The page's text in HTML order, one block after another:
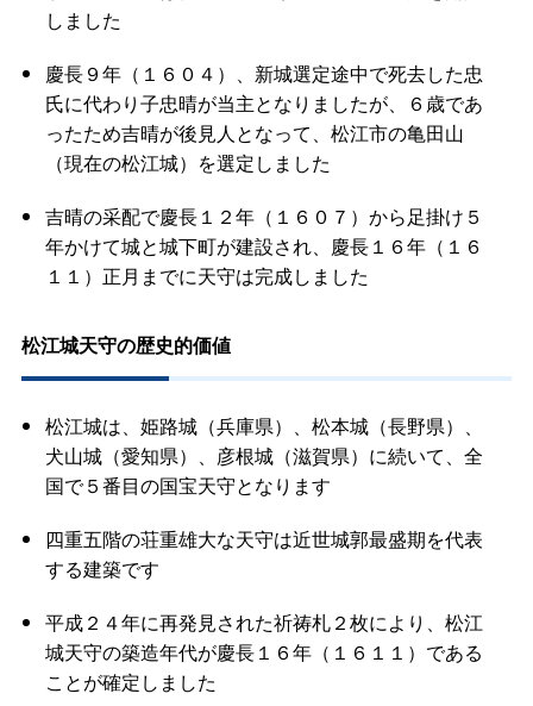
しました
慶長９年（１６０４）、新城選定途中で死去した忠
氏に代わり子忠晴が当主となりましたが、６歳であ
ったため吉晴が後見人となって、松江市の亀田山
（現在の松江城）を選定しました
吉晴の采配で慶長１２年（１６０７）から足掛け５
年かけて城と城下町が建設され、慶長１６年（１６
１１）正月までに天守は完成しました
松江城天守の歴史的価値
松江城は、姫路城（兵庫県）、松本城（長野県）、
犬山城（愛知県）、彦根城（滋賀県）に続いて、全
国で５番目の国宝天守となります
四重五階の荘重雄大な天守は近世城郭最盛期を代表
する建築です
平成２４年に再発見された祈祷札２枚により、松江
城天守の築造年代が慶長１６年（１６１１）である
ことが確定しました